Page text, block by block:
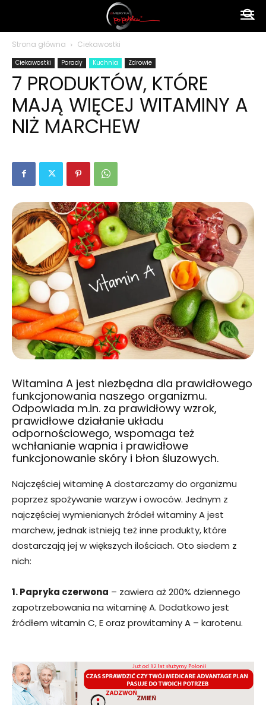
polsku
Strona główna Ciekawostki
Ciekawostki Porady Kuchnia Zdrowie
7 PRODUKTÓW, KTÓRE
MAJĄ WIĘCEJ WITAMINY A
NIŻ MARCHEW
Witamina A jest niezbędna dla prawidłowego
funkcjonowania naszego organizmu.
Odpowiada m.in. za prawidłowy wzrok,
prawidłowe działanie układu
odpornościowego, wspomaga też
wchłanianie wapnia i prawidłowe
funkcjonowanie skóry i błon śluzowych.
Najczęściej witaminę A dostarczamy do organizmu
poprzez spożywanie warzyw i owoców. Jednym z
najczęściej wymienianych źródeł witaminy A jest
marchew, jednak istnieją też inne produkty, które
dostarczają jej w większych ilościach. Oto siedem z
nich:
1. Papryka czerwona – zawiera aż 200% dziennego
zapotrzebowania na witaminę A. Dodatkowo jest
źródłem witamin C, E oraz prowitaminy A – karotenu.